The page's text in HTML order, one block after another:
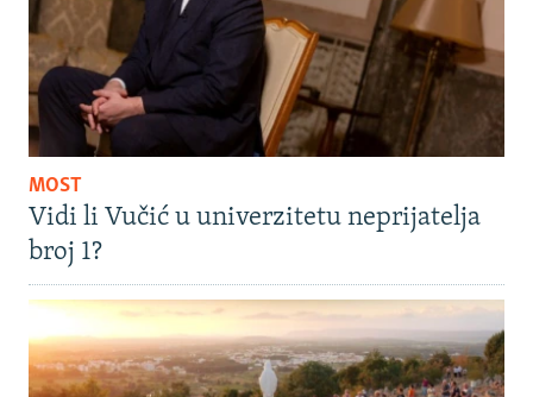
MOST
Vidi li Vučić u univerzitetu neprijatelja
broj 1?